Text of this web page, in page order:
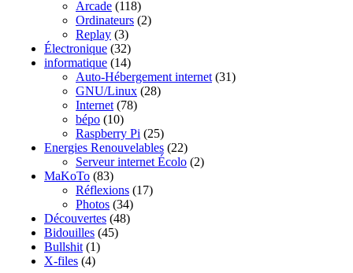
Arcade (118)
Ordinateurs (2)
Replay (3)
Électronique (32)
informatique (14)
Auto-Hébergement internet (31)
GNU/Linux (28)
Internet (78)
bépo (10)
Raspberry Pi (25)
Energies Renouvelables (22)
Serveur internet Écolo (2)
MaKoTo (83)
Réflexions (17)
Photos (34)
Découvertes (48)
Bidouilles (45)
Bullshit (1)
X-files (4)